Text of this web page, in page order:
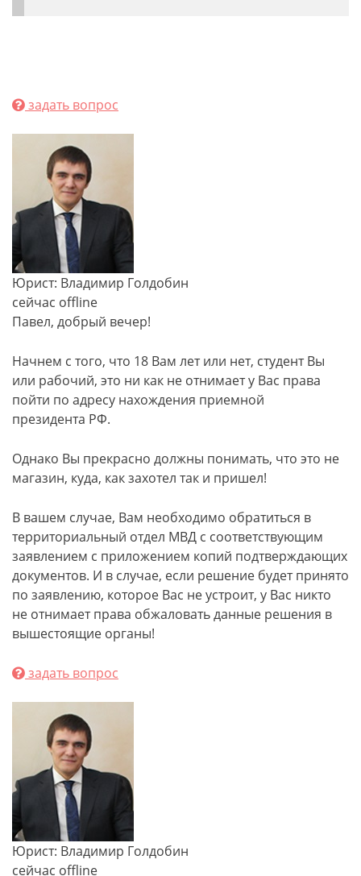
задать вопрос
Юрист: Владимир Голдобин
сейчас offline
Павел, добрый вечер!
Начнем с того, что 18 Вам лет или нет, студент Вы
или рабочий, это ни как не отнимает у Вас​ права
пойти по адресу нахождения приемной
президента РФ.
Однако Вы прекрасно должны понимать, что это не
магазин, куда, как захотел так и пришел!
В вашем случае, Вам необходимо обратиться в
территориальный отдел МВД с соответствующим
заявлением с приложением копий подтверждающих
документов. И в случае, если решение будет принято
по заявлению, которое Вас не устроит, у Вас никто
не отнимает права обжаловать данные решения в
вышестоящие органы!
задать вопрос
Юрист: Владимир Голдобин
сейчас offline